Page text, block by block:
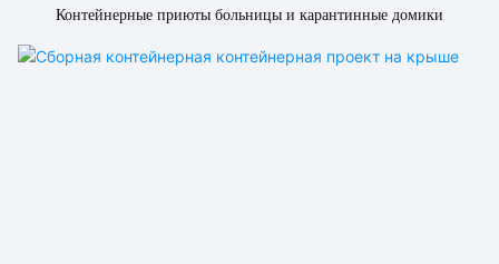
Контейнерные приюты больницы и карантинные домики